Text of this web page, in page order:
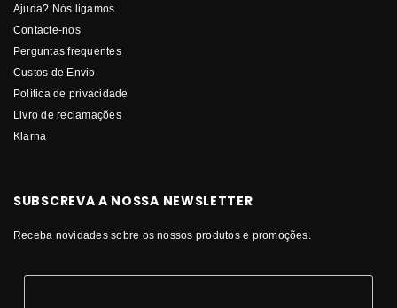
Ajuda? Nós ligamos
Contacte-nos
Perguntas frequentes
Custos de Envio
Política de privacidade
Livro de reclamações
Klarna
SUBSCREVA A NOSSA NEWSLETTER
Receba novidades sobre os nossos produtos e promoções.